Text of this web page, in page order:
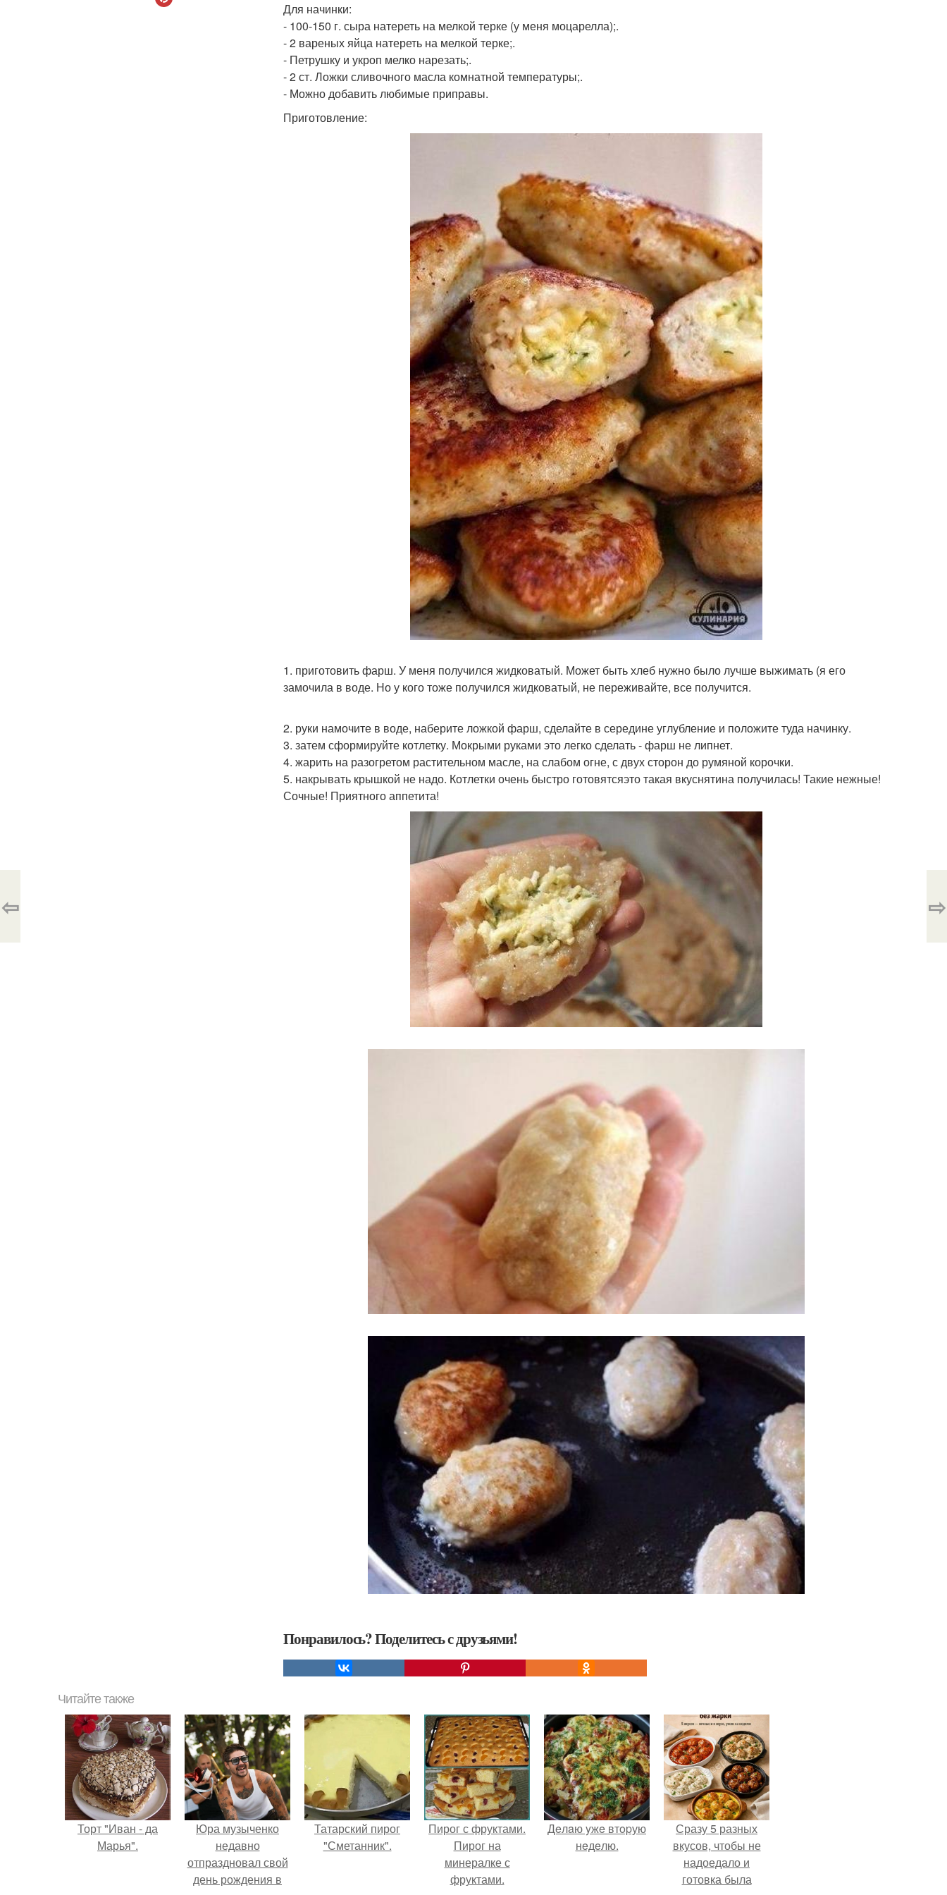
Для начинки:
- 100-150 г. сыра натереть на мелкой терке (у меня моцарелла);.
- 2 вареных яйца натереть на мелкой терке;.
- Петрушку и укроп мелко нарезать;.
- 2 ст. Ложки сливочного масла комнатной температуры;.
- Можно добавить любимые приправы.
Приготовление:
1. приготовить фарш. У меня получился жидковатый. Может быть хлеб нужно было лучше выжимать (я его
замочила в воде. Но у кого тоже получился жидковатый, не переживайте, все получится.
2. руки намочите в воде, наберите ложкой фарш, сделайте в середине углубление и положите туда начинку.
3. затем сформируйте котлетку. Мокрыми руками это легко сделать - фарш не липнет.
4. жарить на разогретом растительном масле, на слабом огне, с двух сторон до румяной корочки.
5. накрывать крышкой не надо. Котлетки очень быстро готовятсяэто такая вкуснятина получилась! Такие нежные!
Сочные! Приятного аппетита!
Понравилось? Поделитесь с друзьями!
⇦ ⇨
Читайте также
Торт "Иван - да
Марья".
Юра музыченко
недавно
отпраздновал свой
день рождения в
Татарский пирог
"Сметанник".
Пирог с фруктами.
Пирог на
минералке с
фруктами.
Дeлaю yжe втopую
нeдeлю.
Сразу 5 разных
вкусов, чтобы не
надоедало и
готовка была